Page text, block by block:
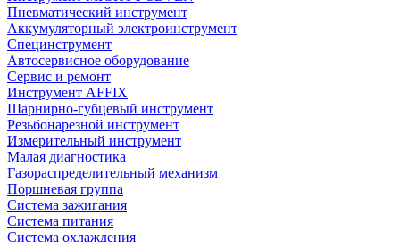
Пневматический инструмент
Аккумуляторный электроинструмент
Специнструмент
Автосервисное оборудование
Сервис и ремонт
Инструмент AFFIX
Шарнирно-губцевый инструмент
Резьбонарезной инструмент
Измерительный инструмент
Малая диагностика
Газораспределительный механизм
Поршневая группа
Система зажигания
Система питания
Система охлаждения